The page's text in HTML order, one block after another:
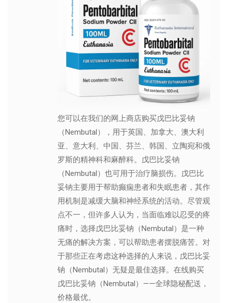
您可以在我们的网上商店购买戊巴比妥钠
（Nembutal），用于英国、加拿大、澳大利
亚、意大利、中国、芬兰、韩国、立陶宛和俄
罗斯的精神科和麻醉科。戊巴比妥钠
（Nembutal）也可用于治疗脑损伤。戊巴比
妥钠主要用于帮助癫痫患者和失眠患者，其作
用机制是减缓大脑和神经系统的活动。尽管观
点不一，但许多人认为，当面临难以忍受的疼
痛时，选择戊巴比妥钠（Nembutal）是一种
无痛的解决方案，可以帮助患者摆脱痛苦。对
于那些正在考虑这种选择的人来说，戊巴比妥
钠（Nembutal）无疑是最佳选择。在线购买
戊巴比妥钠（Nembutal）——全球隐秘配送，
价格最优。